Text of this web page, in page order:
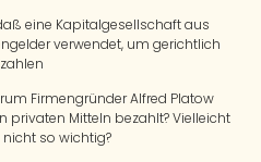
eine Kapitalgesellschaft aus
verwendet, um gerichtlich
Firmengründer Alfred Platow
privaten Mitteln bezahlt? Vielleicht
so wichtig?